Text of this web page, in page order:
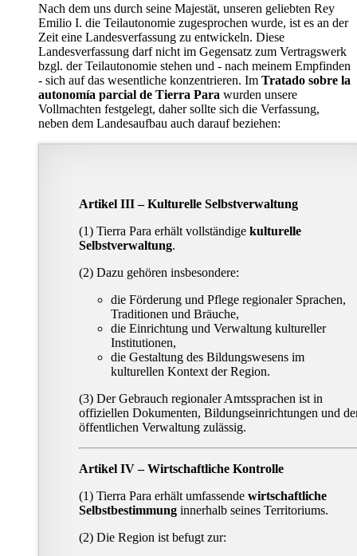
Nach dem uns durch seine Majestät, unseren geliebten Rey
Emilio I. die Teilautonomie zugesprochen wurde, ist es an der
Zeit eine Landesverfassung zu entwickeln. Diese
Landesverfassung darf nicht im Gegensatz zum Vertragswerk
bzgl. der Teilautonomie stehen und - nach meinem Empfinden
- sich auf das wesentliche konzentrieren. Im Tratado sobre la
autonomía parcial de Tierra Para wurden unsere
Vollmachten festgelegt, daher sollte sich die Verfassung,
neben dem Landesaufbau auch darauf beziehen:
Artikel III – Kulturelle Selbstverwaltung
(1) Tierra Para erhält vollständige kulturelle
Selbstverwaltung.
(2) Dazu gehören insbesondere:
die Förderung und Pflege regionaler Sprachen,
Traditionen und Bräuche,
die Einrichtung und Verwaltung kultureller
Institutionen,
die Gestaltung des Bildungswesens im
kulturellen Kontext der Region.
(3) Der Gebrauch regionaler Amtssprachen ist in
offiziellen Dokumenten, Bildungseinrichtungen und
öffentlichen Verwaltung zulässig.
Artikel IV – Wirtschaftliche Kontrolle
(1) Tierra Para erhält umfassende wirtschaftliche
Selbstbestimmung innerhalb seines Territoriums.
(2) Die Region ist befugt zur: